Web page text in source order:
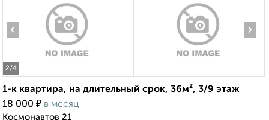
2/4
‹ ›
1-к квартира, на длительный срок, 36м², 3/9 этаж
18 000 ₽ в месяц
Космонавтов 21